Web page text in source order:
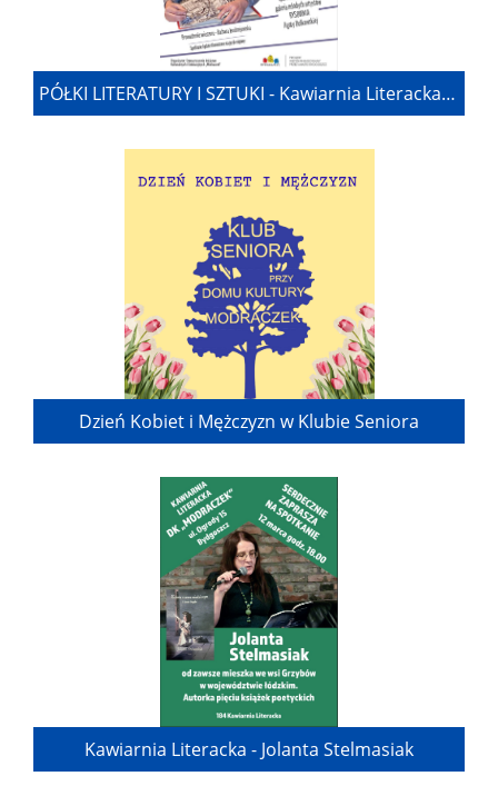
PÓŁKI LITERATURY I SZTUKI - Kawiarnia Literacka w dialogu
Dzień Kobiet i Mężczyzn w Klubie Seniora
Kawiarnia Literacka - Jolanta Stelmasiak